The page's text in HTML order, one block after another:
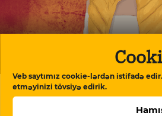
Veb saytımız cookie-lərdən istifadə
etməyinizi tövsiyə edirik.
Doymaq feili – Ramin Deko yazır